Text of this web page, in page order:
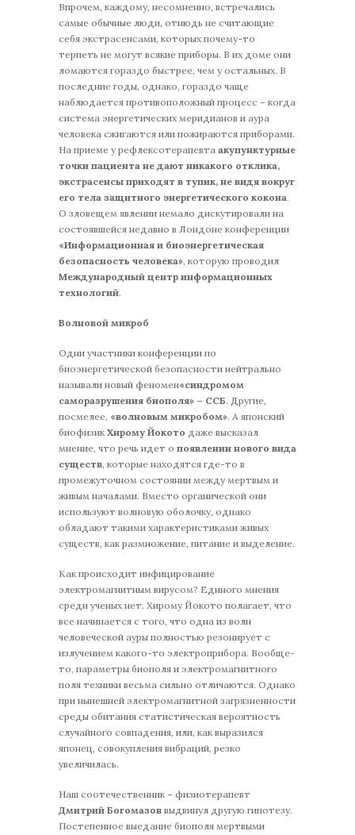
Впрочем, каждому, несомненно, встречались
самые обычные люди, отнюдь не считающие
себя экстрасенсами, которых почему-то
терпеть не могут всякие приборы. В их доме они
ломаются гораздо быстрее, чем у остальных. В
последние годы, однако, гораздо чаще
наблюдается противоположный процесс – когда
система энергетических меридианов и аура
человека сжигаются или пожираются приборами.
На приеме у рефлексотерапевта акупунктурные
точки пациента не дают никакого отклика,
экстрасенсы приходят в тупик, не видя вокруг
его тела защитного энергетического кокона.
О зловещем явлении немало дискутировали на
состоявшейся недавно в Лондоне конференции
«Информационная и биоэнергетическая
безопасность человека», которую проводил
Международный центр информационных
технологий.
Волновой микроб
Одни участники конференции по
биоэнергетической безопасности нейтрально
называли новый феномен«синдромом
саморазрушения биополя» – ССБ. Другие,
посмелее, «волновым микробом». А японский
биофизик Хирому Йокото даже высказал
мнение, что речь идет о появлении нового вида
существ, которые находятся где-то в
промежуточном состоянии между мертвым и
живым началами. Вместо органической они
используют волновую оболочку, однако
обладают такими характеристиками живых
существ, как размножение, питание и выделение.
Как происходит инфицирование
электромагнитным вирусом? Единого мнения
среди ученых нет. Хирому Йокото полагает, что
все начинается с того, что одна из волн
человеческой ауры полностью резонирует с
излучением какого-то электроприбора. Вообще-
то, параметры биополя и электромагнитного
поля техники весьма сильно отличаются. Однако
при нынешней электромагнитной загрязненности
среды обитания статистическая вероятность
случайного совпадения, или, как выразился
японец, совокупления вибраций, резко
увеличилась.
Наш соотечественник – физиотерапевт
Дмитрий Богомазов выдвинул другую гипотезу.
Постепенное выедание биополя мертвыми